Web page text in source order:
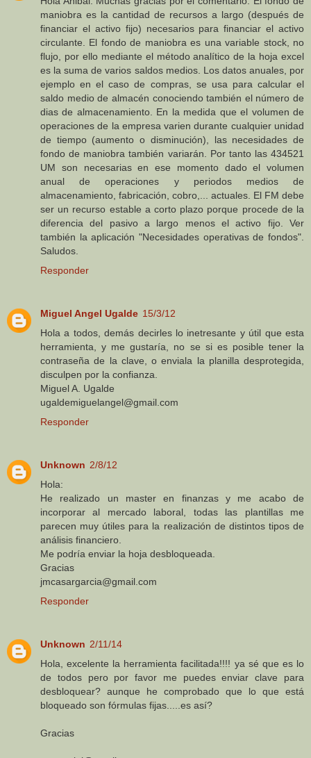
maniobra es la cantidad de recursos a largo (después de
financiar el activo fijo) necesarios para financiar el activo
circulante. El fondo de maniobra es una variable stock, no
flujo, por ello mediante el método analítico de la hoja excel
es la suma de varios saldos medios. Los datos anuales, por
ejemplo en el caso de compras, se usa para calcular el
saldo medio de almacén conociendo también el número de
dias de almacenamiento. En la medida que el volumen de
operaciones de la empresa varien durante cualquier unidad
de tiempo (aumento o disminución), las necesidades de
fondo de maniobra también variarán. Por tanto las 434521
UM son necesarias en ese momento dado el volumen
anual de operaciones y periodos medios de
almacenamiento, fabricación, cobro,... actuales. El FM debe
ser un recurso estable a corto plazo porque procede de la
diferencia del pasivo a largo menos el activo fijo. Ver
también la aplicación "Necesidades operativas de fondos".
Saludos.
Responder
Miguel Angel Ugalde 15/3/12
Hola a todos, demás decirles lo inetresante y útil que esta
herramienta, y me gustaría, no se si es posible tener la
contraseña de la clave, o enviala la planilla desprotegida,
disculpen por la confianza.
Miguel A. Ugalde
ugaldemiguelangel@gmail.com
Responder
Unknown 2/8/12
Hola:
He realizado un master en finanzas y me acabo de
incorporar al mercado laboral, todas las plantillas me
parecen muy útiles para la realización de distintos tipos de
análisis financiero.
Me podría enviar la hoja desbloqueada.
Gracias
jmcasargarcia@gmail.com
Responder
Unknown 2/11/14
Hola, excelente la herramienta facilitada!!!! ya sé que es lo
de todos pero por favor me puedes enviar clave para
desbloquear? aunque he comprobado que lo que está
bloqueado son fórmulas fijas.....es así?
Gracias